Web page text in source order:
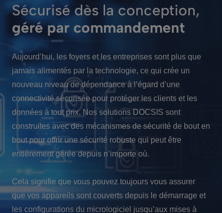
Sécurisé dès la conception,
géré par commandement
Aujourd’hui, les foyers et les entreprises sont plus que
jamais alimentés par la technologie, ce qui crée un
nouveau niveau de dépendance à l’égard d’une
connectivité sécurisée pour protéger les clients et les
données à tout prix. Nos solutions DOCSIS sont
construites avec des mécanismes de sécurité de bout en
bout pour offrir une sécurité robuste qui peut être
entièrement gérée depuis n’importe où.
Cela signifie que vous pouvez toujours vous assurer
que vos appareils sont couverts depuis le démarrage et
les configurations du micrologiciel jusqu’aux mises à